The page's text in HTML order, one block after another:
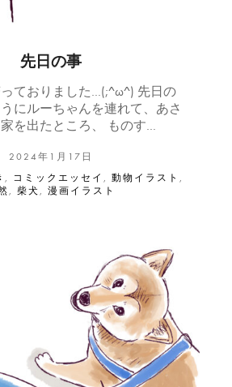
先日の事
ておりました…(;^ω^) 先日の
にルーちゃんを連れて、あさ
を出たところ、 ものす…
2024年1月17日
, コミックエッセイ , 動物イラスト ,
, 柴犬 , 漫画イラスト